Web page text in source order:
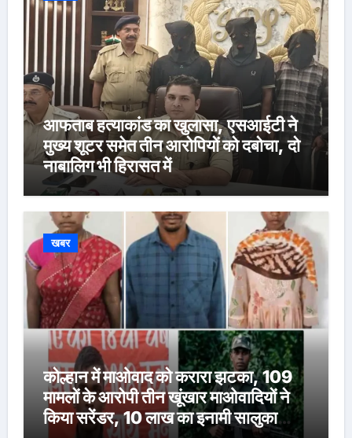
आफताब हत्याकांड का खुलासा, एसआईटी ने
मुख्य शूटर समेत तीन आरोपियों को दबोचा, दो
नाबालिग भी हिरासत में
खबर
कोल्हान में माओवाद को करारा झटका, 109
मामलों के आरोपी तीन खूंखार माओवादियों ने
किया सरेंडर, 10 लाख का इनामी सालुका